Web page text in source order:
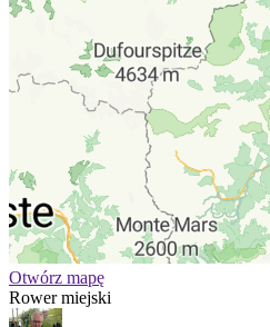
Otwórz mapę
Rower miejski